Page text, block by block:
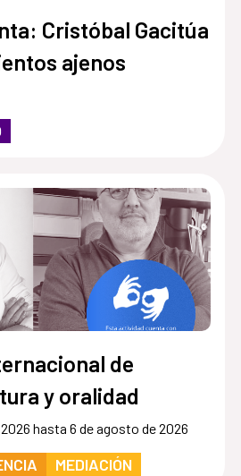
Cristóbal Gacitúa
ajenos
de
y oralidad
hasta 6 de agosto de 2026
MEDIACIÓN